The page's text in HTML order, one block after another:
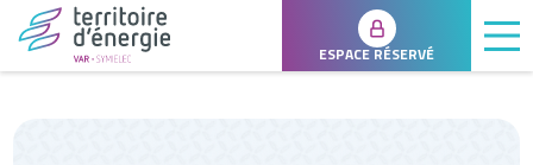
ESPACE RÉSERVÉ